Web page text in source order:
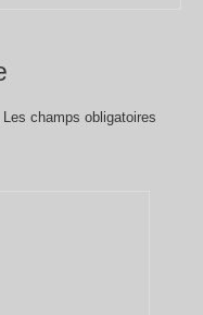
Les champs obligatoires